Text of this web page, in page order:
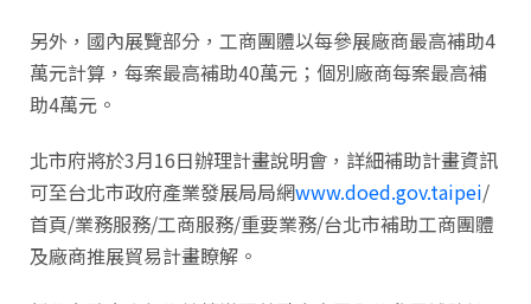
另外，國內展覽部分，工商團體以每參展廠商最高補助4
萬元計算，每案最高補助40萬元；個別廠商每案最高補
助4萬元。
北市府將於3月16日辦理計畫說明會，詳細補助計畫資訊
可至台北市政府產業發展局局網www.doed.gov.taipei/
首頁/業務服務/工商服務/重要業務/台北市補助工商團體
及廠商推展貿易計畫瞭解。